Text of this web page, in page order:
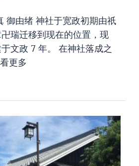
御由绪 神社于宽政初期由祇
瑞迁移到现在的位置，现
文政 7 年。 在神社落成之
更多